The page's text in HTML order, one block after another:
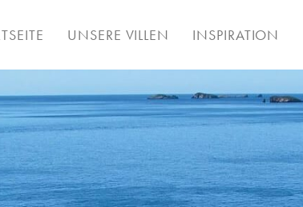
UNSERE VILLEN INSPIRATION